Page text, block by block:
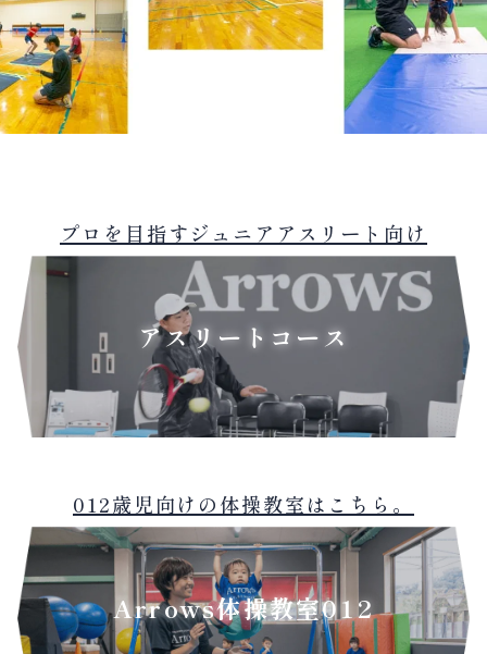
プロを目指すジュニアアスリート向け
アスリートコース
012歳児向けの体操教室はこちら。
Arrows体操教室012